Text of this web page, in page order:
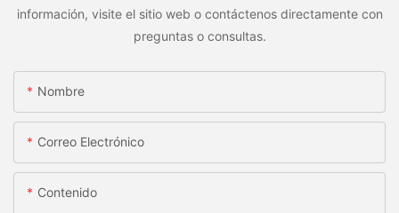
información, visite el sitio web o contáctenos directamente con
preguntas o consultas.
Nombre
Correo Electrónico
Contenido